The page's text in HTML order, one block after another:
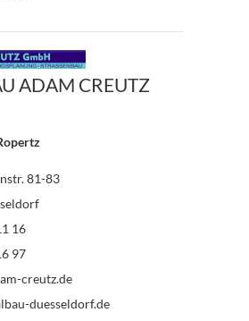
ADAM CREUTZ
81-83
16
97
creutz.de
duesseldorf.de